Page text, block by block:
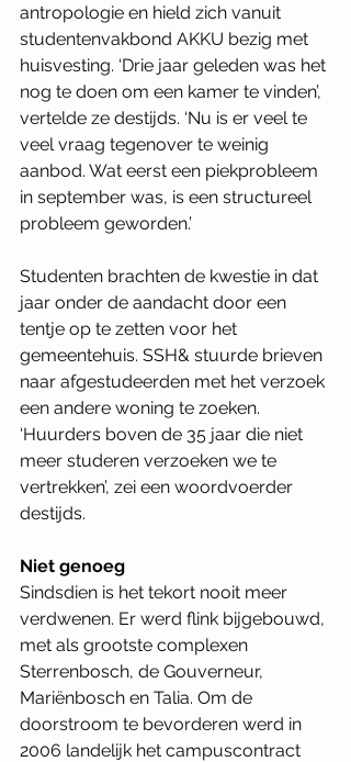
antropologie en hield zich vanuit
studentenvakbond AKKU bezig met
huisvesting. ‘Drie jaar geleden was het
nog te doen om een kamer te vinden’,
vertelde ze destijds. ‘Nu is er veel te
veel vraag tegenover te weinig
aanbod. Wat eerst een piekprobleem
in september was, is een structureel
probleem geworden.’
Studenten brachten de kwestie in dat
jaar onder de aandacht door een
tentje op te zetten voor het
gemeentehuis. SSH& stuurde brieven
naar afgestudeerden met het verzoek
een andere woning te zoeken.
‘Huurders boven de 35 jaar die niet
meer studeren verzoeken we te
vertrekken’, zei een woordvoerder
destijds.
Niet genoeg
Sindsdien is het tekort nooit meer
verdwenen. Er werd flink bijgebouwd,
met als grootste complexen
Sterrenbosch, de Gouverneur,
Mariënbosch en Talia. Om de
doorstroom te bevorderen werd in
2006 landelijk het campuscontract